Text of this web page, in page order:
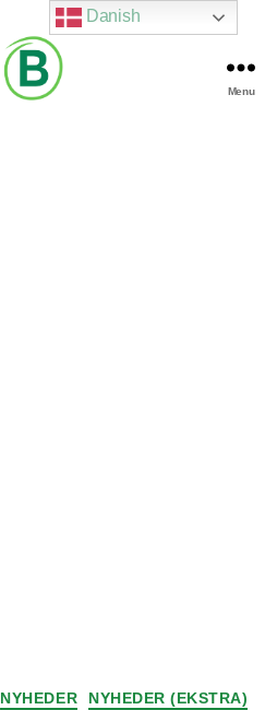
Menu
Kategorier
NYHEDER
NYHEDER (EKSTRA)
Danish